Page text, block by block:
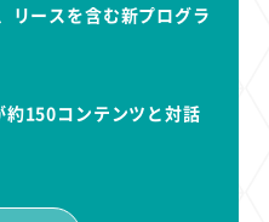
リースを含む新プログラ
約150コンテンツと対話